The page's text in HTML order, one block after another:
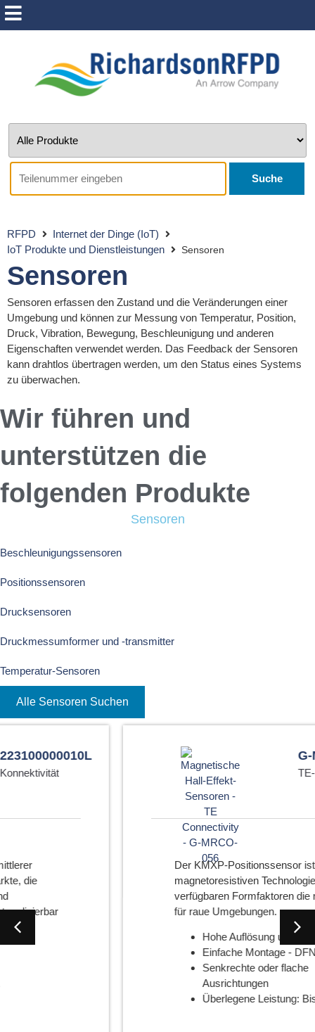
Suche
RFPD
Internet der Dinge (IoT)
IoT Produkte und Dienstleistungen
Sensoren
Sensoren
Sensoren erfassen den Zustand und die Veränderungen einer
Umgebung und können zur Messung von Temperatur, Position,
Druck, Vibration, Bewegung, Beschleunigung und anderen
Eigenschaften verwendet werden. Das Feedback der Sensoren
kann drahtlos übertragen werden, um den Status eines Systems
zu überwachen.
Wir führen und
unterstützen die
folgenden Produkte
Sensoren
Beschleunigungssensoren
Positionssensoren
Drucksensoren
Druckmessumformer und -transmitter
Temperatur-Sensoren
Alle Sensoren Suchen
G-MRCO-056
TE-Konnektivität
Der KMXP-Positionssensor ist dank seiner
magnetoresistiven Technologie und der
verfügbaren Formfaktoren die richtige Wahl
Hohe Auflösung und hohe Präzision
Einfache Montage - DFN-Gehäuse
Senkrechte oder flache
Überlegene Leistung: Bis zu 150°C